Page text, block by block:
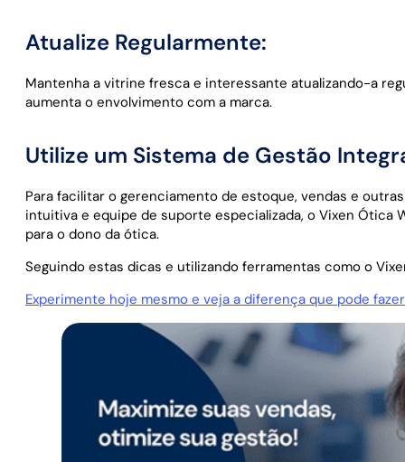
Atualize Regularmente:
Mantenha a vitrine fresca e interessante atualizando-a
aumenta o envolvimento com a marca.
Utilize um Sistema de Gestão
Para facilitar o gerenciamento de estoque, vendas e
intuitiva e equipe de suporte especializada, o Vixen Ótica
para o dono da ótica.
Seguindo estas dicas e utilizando ferramentas como o
Experimente hoje mesmo e veja a diferença que pode